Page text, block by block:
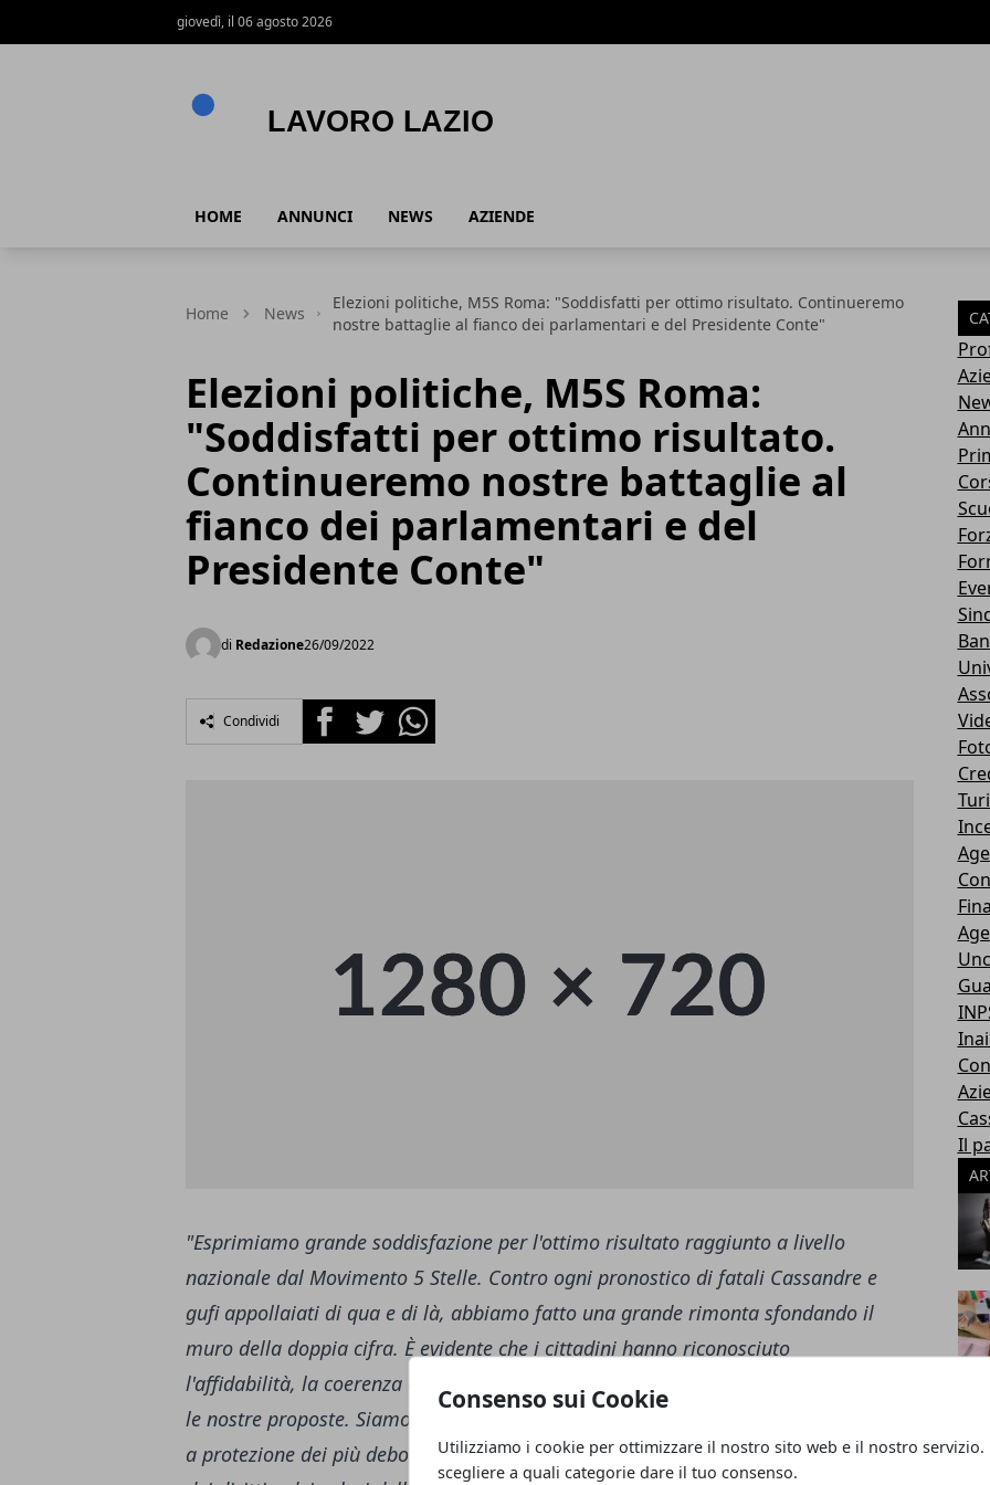
Consenso sui Cookie
Utilizziamo i cookie per ottimizzare il nostro sito web e il nostro servizio.
scegliere a quali categorie dare il tuo consenso.
giovedì, il 06 agosto 2026
HOME ANNUNCI NEWS AZIENDE
Home News
Elezioni politiche, M5S Roma: "Soddisfatti per ottimo risultato. Continueremo
nostre battaglie al fianco dei parlamentari e del Presidente Conte"
Elezioni politiche, M5S Roma:
"Soddisfatti per ottimo risultato.
Continueremo nostre battaglie al
fianco dei parlamentari e del
Presidente Conte"
di Redazione26/09/2022
Condividi FacebookTwitterWhatsapp
"Esprimiamo grande soddisfazione per l'ottimo risultato raggiunto a livello
nazionale dal Movimento 5 Stelle. Contro ogni pronostico di fatali Cassandre e
gufi appollaiati di qua e di là, abbiamo fatto una grande rimonta sfondando il
muro della doppia cifra. È evidente che i cittadini hanno riconosciuto
l'affidabilità, la coerenza e la credibilità del nostro programma politico e di tutte
le nostre proposte. Siamo un partito più vivo e vegeto che mai, schierato sempre
a protezione dei più deboli, delle famiglie e delle imprese in difficoltà, a presidio
Il